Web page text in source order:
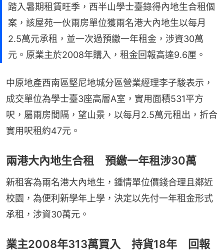
踏入暑期租賃旺季，西半山學士臺錄得內地生合租個
案，該屋苑一伙兩房單位獲兩名港大內地生以每月
2.5萬元承租，並一次過預繳一年租金，涉資30萬
元。原業主於2008年購入，租金回報高達9.6厘。
中原地產西南區堅尼地城分區營業經理李子駿表示，
成交單位為學士臺3座高層A室，實用面積531平方
呎，屬兩房間隔，望山景，以每月2.5萬元租出，折合
實用呎租約47元。
兩港大內地生合租 預繳一年租涉30萬
新租客為兩名港大內地生，鍾情單位價錢合理且鄰近
校園，為便利新學年上學，決定以先付一年租金形式
承租，涉資30萬元。
業主2008年313萬買入 持貨18年 回報